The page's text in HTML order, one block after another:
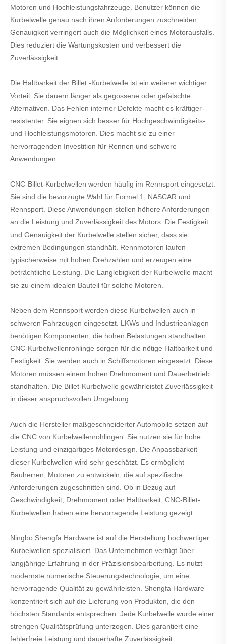
Motoren und Hochleistungsfahrzeuge. Benutzer können die
Kurbelwelle genau nach ihren Anforderungen zuschneiden.
Genauigkeit verringert auch die Möglichkeit eines Motorausfalls.
Dies reduziert die Wartungskosten und verbessert die
Zuverlässigkeit.
Die Haltbarkeit der Billet -Kurbelwelle ist ein weiterer wichtiger
Vorteil. Sie dauern länger als gegossene oder gefälschte
Alternativen. Das Fehlen interner Defekte macht es kräftiger-
resistenter. Sie eignen sich besser für Hochgeschwindigkeits-
und Hochleistungsmotoren. Dies macht sie zu einer
hervorragenden Investition für Rennen und schwere
Anwendungen.
CNC-Billet-Kurbelwellen werden häufig im Rennsport eingesetzt.
Sie sind die bevorzugte Wahl für Formel 1, NASCAR und
Rennsport. Diese Anwendungen stellen höhere Anforderungen
an die Leistung und Zuverlässigkeit des Motors. Die Festigkeit
und Genauigkeit der Kurbelwelle stellen sicher, dass sie
extremen Bedingungen standhält. Rennmotoren laufen
typischerweise mit hohen Drehzahlen und erzeugen eine
beträchtliche Leistung. Die Langlebigkeit der Kurbelwelle macht
sie zu einem idealen Bauteil für solche Motoren.
Neben dem Rennsport werden diese Kurbelwellen auch in
schweren Fahrzeugen eingesetzt. LKWs und Industrieanlagen
benötigen Komponenten, die hohen Belastungen standhalten.
CNC-Kurbelwellenrohlinge sorgen für die nötige Haltbarkeit und
Festigkeit. Sie werden auch in Schiffsmotoren eingesetzt. Diese
Motoren müssen einem hohen Drehmoment und Dauerbetrieb
standhalten. Die Billet-Kurbelwelle gewährleistet Zuverlässigkeit
in dieser anspruchsvollen Umgebung.
Auch die Hersteller maßgeschneiderter Automobile setzen auf
die CNC von Kurbelwellenrohlingen. Sie nutzen sie für hohe
Leistung und einzigartiges Motordesign. Die Anpassbarkeit
dieser Kurbelwellen wird sehr geschätzt. Es ermöglicht
Bauherren, Motoren zu entwickeln, die auf spezifische
Anforderungen zugeschnitten sind. Ob in Bezug auf
Geschwindigkeit, Drehmoment oder Haltbarkeit, CNC-Billet-
Kurbelwellen haben eine hervorragende Leistung gezeigt.
Ningbo Shengfa Hardware ist auf die Herstellung hochwertiger
Kurbelwellen spezialisiert. Das Unternehmen verfügt über
langjährige Erfahrung in der Präzisionsbearbeitung. Es nutzt
modernste numerische Steuerungstechnologie, um eine
hervorragende Qualität zu gewährleisten. Shengfa Hardware
konzentriert sich auf die Lieferung von Produkten, die den
höchsten Standards entsprechen. Jede Kurbelwelle wurde einer
strengen Qualitätsprüfung unterzogen. Dies garantiert eine
fehlerfreie Leistung und dauerhafte Zuverlässigkeit.